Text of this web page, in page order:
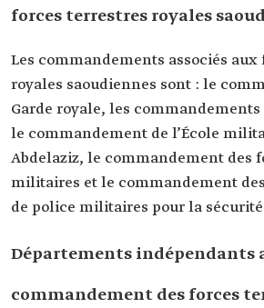
forces terrestres royales
Les commandements associés
royales saoudiennes sont : le
Garde royale, les
le commandement de l’École
Abdelaziz, le commandement des
militaires et le commandement
de police militaires pour la
Départements indépendants
commandement des forces